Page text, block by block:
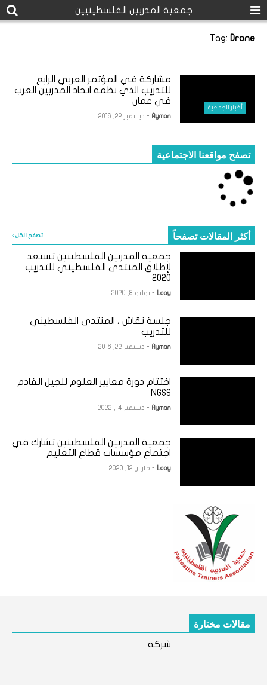
جمعية المدربين الفلسطينيين
Tag: Drone
أخبار الجمعية
مشاركة في المؤتمر العربي الرابع
للتدريب الذي نظمه اتحاد المدربين العرب
في عمان
Ayman - ديسمبر 22, 2016
تصفح مواقعنا الاجتماعية
أكثر المقالات تصفحاً تصفح الكل
جمعية المدربين الفلسطينين تستعد
لإطلاق المنتدى الفلسطيني للتدريب
2020
Loay - يوليو 8, 2020
جلسة نقاش ، المنتدى الفلسطيني
للتدريب
Ayman - ديسمبر 22, 2016
اختتام دورة معايير العلوم للجيل القادم
NGSS
Ayman - ديسمبر 14, 2022
جمعية المدربين الفلسطينين تشارك في
اجتماع مؤسسات قطاع التعليم
Loay - مارس 12, 2020
مقالات مختارة
شركة